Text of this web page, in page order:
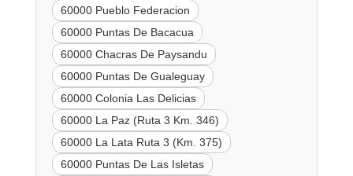
60000 Pueblo Federacion
60000 Puntas De Bacacua
60000 Chacras De Paysandu
60000 Puntas De Gualeguay
60000 Colonia Las Delicias
60000 La Paz (Ruta 3 Km. 346)
60000 La Lata Ruta 3 (Km. 375)
60000 Puntas De Las Isletas